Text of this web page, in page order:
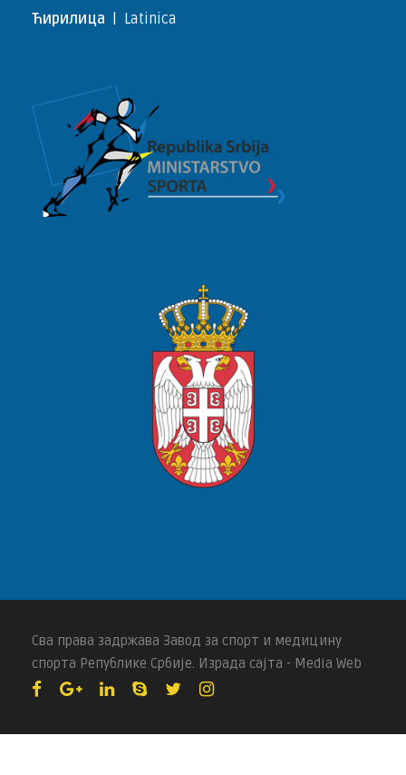
Ћирилица Latinica
Сва права задржава Завод за спорт и медицину
спорта Републике Србије. Израда сајта - Media Web